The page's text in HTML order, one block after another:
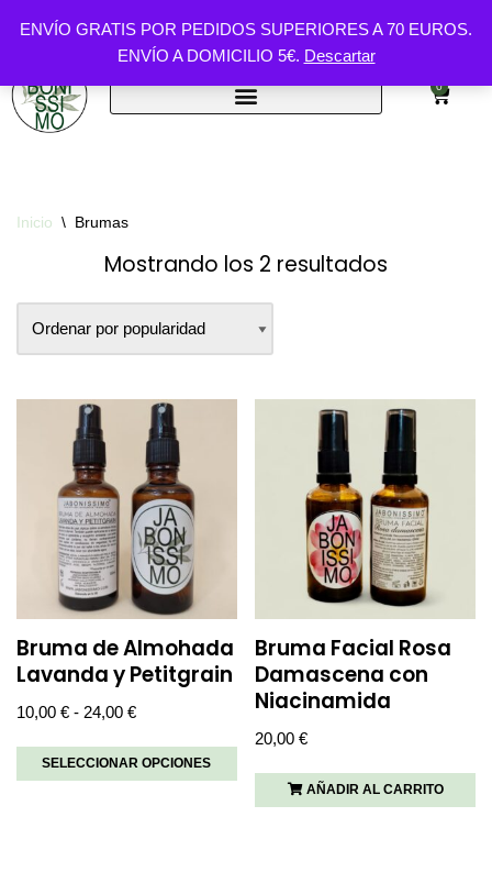
ENVÍO GRATIS POR PEDIDOS SUPERIORES A 70 EUROS.
ENVÍO A DOMICILIO 5€. Descartar
al
contenido
0
Inicio \ Brumas
Mostrando los 2 resultados
Bruma de Almohada
Lavanda y Petitgrain
10,00 € - 24,00 €
SELECCIONAR OPCIONES
Bruma Facial Rosa
Damascena con
Niacinamida
20,00€
AÑADIR AL CARRITO